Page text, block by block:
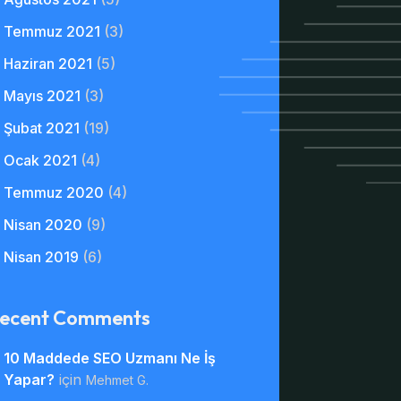
Temmuz 2021 (3)
Haziran 2021 (5)
Mayıs 2021 (3)
Şubat 2021 (19)
Ocak 2021 (4)
Temmuz 2020 (4)
Nisan 2020 (9)
Nisan 2019 (6)
Comments
10 Maddede SEO Uzmanı Ne İş
Yapar? için Mehmet G.